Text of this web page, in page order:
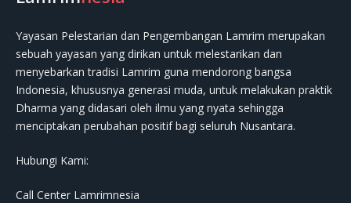
Yayasan Pelestarian dan Pengembangan Lamrim merupakan
sebuah yayasan yang dirikan untuk melestarikan dan
menyebarkan tradisi Lamrim guna mendorong bangsa
Indonesia, khususnya generasi muda, untuk melakukan praktik
Dharma yang didasari oleh ilmu yang nyata sehingga
menciptakan perubahan positif bagi seluruh Nusantara.
Hubungi Kami:
Call Center Lamrimnesia